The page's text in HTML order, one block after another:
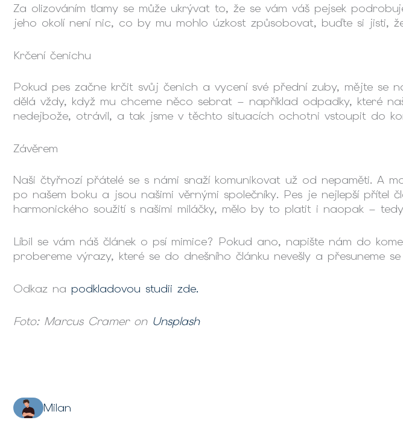
Za olizováním tlamy se může ukrývat to, že se vám váš pejsek
jeho okolí není nic, co by mu mohlo úzkost způsobovat, buďte si jisti,
Krčení čenichu
Pokud pes začne krčit svůj čenich a vycení své přední zuby, mějte se
dělá vždy, když mu chceme něco sebrat – například odpadky, které
nedejbože, otrávil, a tak jsme v těchto situacích ochotni vstoupit do
Závěrem
Naši čtyřnozí přátelé se s námi snaží komunikovat už od nepaměti. A
po našem boku a jsou našimi věrnými společníky. Pes je nejlepší
harmonického soužití s našimi miláčky, mělo by to platit i naopak –
Líbil se vám náš článek o psí mimice? Pokud ano, napište nám do
probereme výrazy, které se do dnešního článku nevešly a přesuneme
Odkaz na podkladovou studii zde.
Foto: Marcus Cramer on Unsplash
Milan